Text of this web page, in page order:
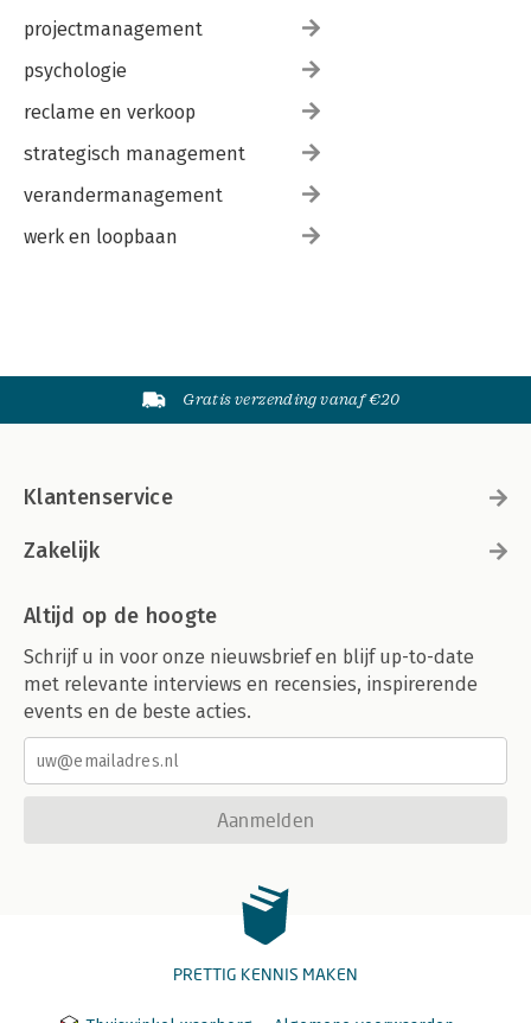
projectmanagement
psychologie
reclame en verkoop
strategisch management
verandermanagement
werk en loopbaan
Gratis verzending vanaf €20
Klantenservice
Zakelijk
Altijd op de hoogte
Schrijf u in voor onze nieuwsbrief en blijf up-to-date
met relevante interviews en recensies, inspirerende
events en de beste acties.
Aanmelden
PRETTIG KENNIS MAKEN